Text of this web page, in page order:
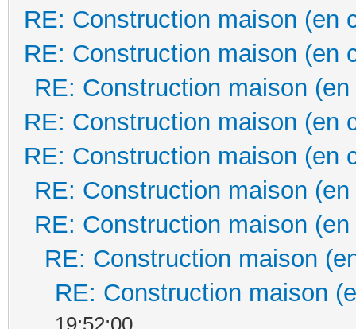
RE: Construction maison (en
RE: Construction maison (en
RE: Construction maison
RE: Construction maison (en
RE: Construction maison (en
RE: Construction maison
RE: Construction maison
RE: Construction maison
RE: Construction maison
19:52:00